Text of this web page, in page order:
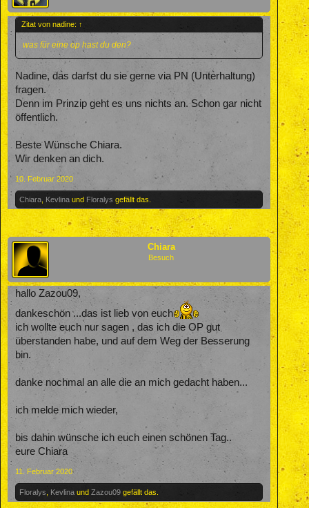
Zitat von nadine: ↑
was für eine op hast du den?
Nadine, das darfst du sie gerne via PN (Unterhaltung)
fragen.
Denn im Prinzip geht es uns nichts an. Schon gar nicht
öffentlich.
Beste Wünsche Chiara.
Wir denken an dich.
10. Februar 2020
Chiara Kevlina und Floralys gefällt das.
Chiara
Besuch
hallo Zazou09,
dankeschön ...das ist lieb von euch
ich wollte euch nur sagen , das ich die OP gut
überstanden habe, und auf dem Weg der Besserung
bin.
danke nochmal an alle die an mich gedacht haben...
ich melde mich wieder,
bis dahin wünsche ich euch einen schönen Tag..
eure Chiara
11. Februar 2020
Floralys Kevlina und Zazou09 gefällt das.